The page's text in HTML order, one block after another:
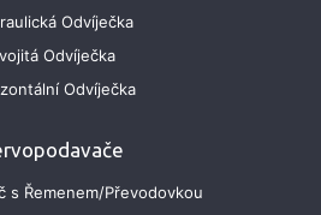
Odvíječka
Odvíječka
Odvíječka
s Řemenem/Převodovkou